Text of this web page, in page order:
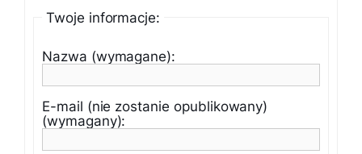
Twoje informacje:
Nazwa (wymagane):
E-mail (nie zostanie opublikowany)
(wymagany):